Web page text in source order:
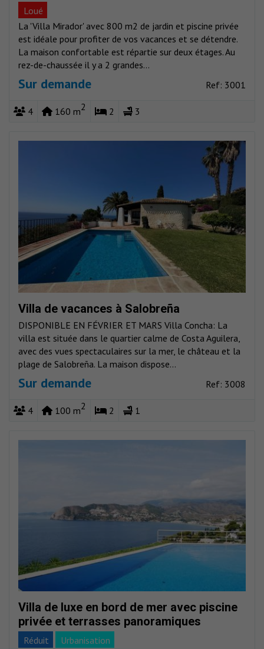
Loué
La 'Villa Mirador' avec 800 m2 de jardin et piscine privée
est idéale pour profiter de vos vacances et se détendre.
La maison confortable est répartie sur deux étages. Au
rez-de-chaussée il y a 2 grandes...
Sur demande Ref: 3001
4 160 m2 2 3
Villa de vacances à Salobreña
DISPONIBLE EN FÉVRIER ET MARS Villa Concha: La
villa est située dans le quartier calme de Costa Aguilera,
avec des vues spectaculaires sur la mer, le château et la
plage de Salobreña. La maison dispose...
Sur demande Ref: 3008
4 100 m2 2 1
Villa de luxe en bord de mer avec piscine
privée et terrasses panoramiques
Réduit
Urbanisation